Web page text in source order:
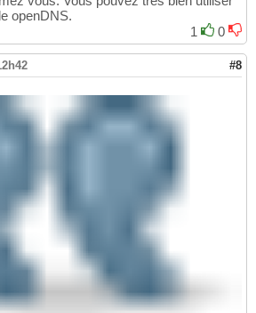
openDNS.
1
0
#8